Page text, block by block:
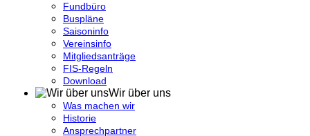
Fundbüro
Buspläne
Saisoninfo
Vereinsinfo
Mitgliedsanträge
FIS-Regeln
Download
Wir über uns
Was machen wir
Historie
Ansprechpartner